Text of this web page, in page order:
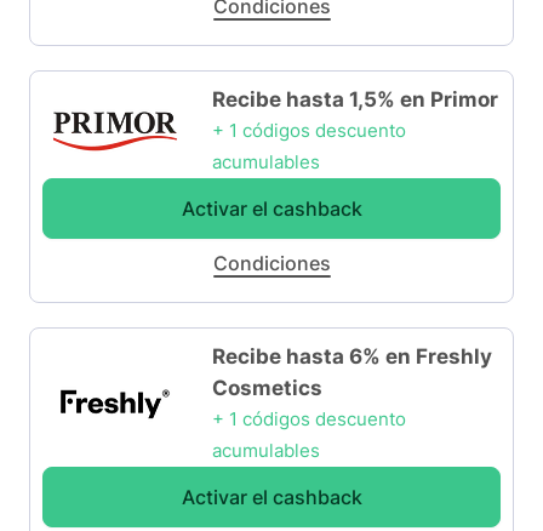
Condiciones
Recibe hasta 1,5% en Primor
+ 1 códigos descuento
acumulables
Activar el cashback
Condiciones
Recibe hasta 6% en Freshly
Cosmetics
+ 1 códigos descuento
acumulables
Activar el cashback